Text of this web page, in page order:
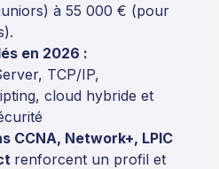
à 55 000 € (pour
en 2026 :
TCP/IP,
cloud hybride et
CCNA, Network+, LPIC
renforcent un profil et